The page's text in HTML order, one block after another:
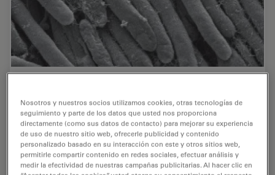
coli for SEM
Application Note for Leica EM CPD300 - Critical point
drying of E. coli with subsequent platinum / palladium
coating and SEM analysis. Sample was inserted into a
filter disc (Pore size: 16 - 40 μm)…
Nosotros y nuestros socios utilizamos cookies, otras tecnologías de
seguimiento y parte de los datos que usted nos proporciona
directamente (como sus datos de contacto) para mejorar su experiencia
de uso de nuestro sitio web, ofrecerle publicidad y contenido
personalizado basado en su interacción con este y otros sitios web,
permitirle compartir contenido en redes sociales, efectuar análisis y
medir la efectividad de nuestras campañas publicitarias. Al hacer clic en